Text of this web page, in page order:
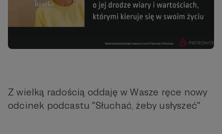
Z wielką radością oddaję w Wasze ręce nowy
odcinek podcastu "Słuchać, żeby usłyszeć"